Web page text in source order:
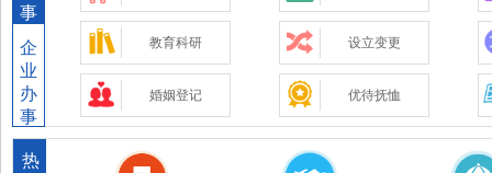
事
企
业
办
事
教育科研 设立变更
婚姻登记 优待抚恤
热